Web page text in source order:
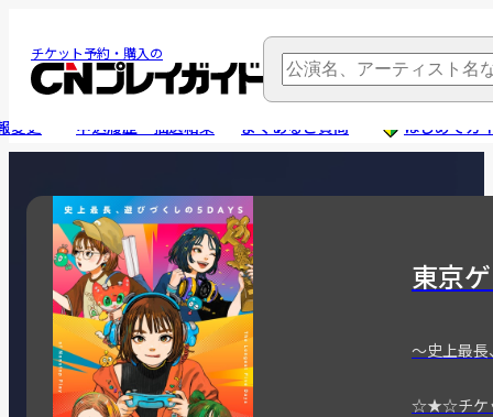
チケット予約・購入の
変更 申込履歴・抽選結果 よくあるご質問 はじめてガ
東京
～史上最長
☆★☆チケ